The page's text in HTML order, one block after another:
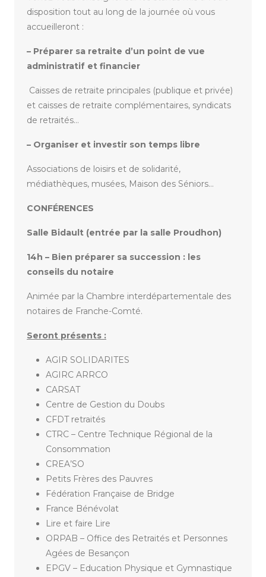
disposition tout au long de la journée où vous
accueilleront :
– Préparer sa retraite d’un point de vue
administratif et financier
Caisses de retraite principales (publique et privée)
et caisses de retraite complémentaires, syndicats
de retraités…
– Organiser et investir son temps libre
Associations de loisirs et de solidarité,
médiathèques, musées, Maison des Séniors…
CONFÉRENCES
Salle Bidault (entrée par la salle Proudhon)
14h – Bien préparer sa succession : les
conseils du notaire
Animée par la Chambre interdépartementale des
notaires de Franche-Comté.
Seront présents :
AGIR SOLIDARITES
AGIRC ARRCO
CARSAT
Centre de Gestion du Doubs
CFDT retraités
CTRC – Centre Technique Régional de la
Consommation
CREA’SO
Petits Frères des Pauvres
Fédération Française de Bridge
France Bénévolat
Lire et faire Lire
ORPAB – Office des Retraités et Personnes
Agées de Besançon
EPGV – Education Physique et Gymnastique